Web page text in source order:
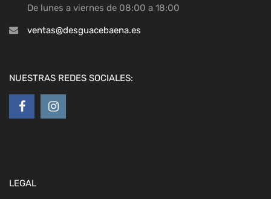
De lunes a viernes de 08:00 a 18:00
ventas@desguacebaena.es
NUESTRAS REDES SOCIALES:
LEGAL